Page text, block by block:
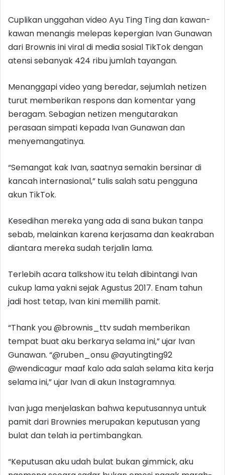
Cuplikan unggahan video Ayu Ting Ting dan kawan-
kawan menangis melepas kepergian Ivan Gunawan
dari Brownis ini viral di media sosial TikTok dengan
atensi sebanyak 424 ribu jumlah tayangan.
Menanggapi video yang beredar, sejumlah netizen
turut memberikan respons dan komentar yang
beragam. Sebagian netizen mengutarakan
perasaan simpati kepada Ivan Gunawan dan
menyemangatinya.
“Semangat kak Ivan, saatnya semakin bersinar di
kancah internasional,” tulis salah satu pengguna
akun TikTok.
Kesedihan mereka yang ada di sana bukan tanpa
sebab, melainkan karena kerjasama dan keakraban
diantara mereka sudah terjalin lama.
Terlebih acara talkshow itu telah dibintangi Ivan
cukup lama yakni sejak Agustus 2017. Enam tahun
jadi host tetap, Ivan kini memilih pamit.
“Thank you @brownis_ttv sudah memberikan
tempat buat aku berkarya selama ini,” ujar Ivan
Gunawan. “@ruben_onsu @ayutingting92
@wendicagur maaf kalo ada salah selama kita kerja
selama ini,” ujar Ivan di akun Instagramnya.
Ivan juga menjelaskan bahwa keputusannya untuk
pamit dari Brownies merupakan keputusan yang
bulat dan telah ia pertimbangkan.
“Keputusan aku udah bulat bukan gimmick, aku